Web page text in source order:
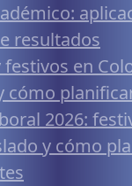
resultados
festivos en
cómo
2026:
y cómo